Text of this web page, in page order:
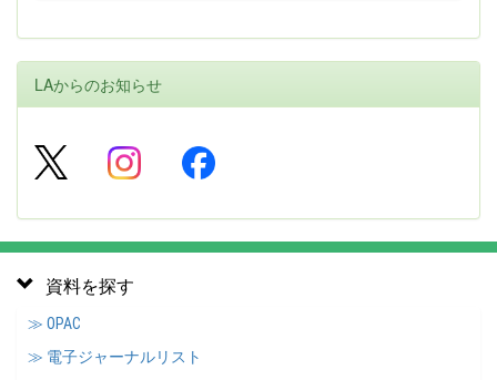
LAからのお知らせ
資料を探す
≫ OPAC
≫ 電子ジャーナルリスト